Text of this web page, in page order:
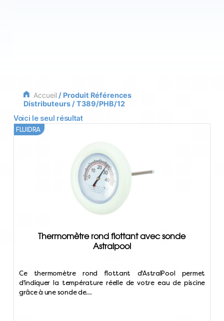
Accueil/ Produit Références
Distributeurs / T389/PHB/12
Voici le seul résultat
Thermomètre rond flottant avec sonde
Astralpool
FLUIDRA
Ce thermomètre rond flottant d'AstralPool permet
d'indiquer la température réelle de votre eau de piscine
grâce à une sonde de…